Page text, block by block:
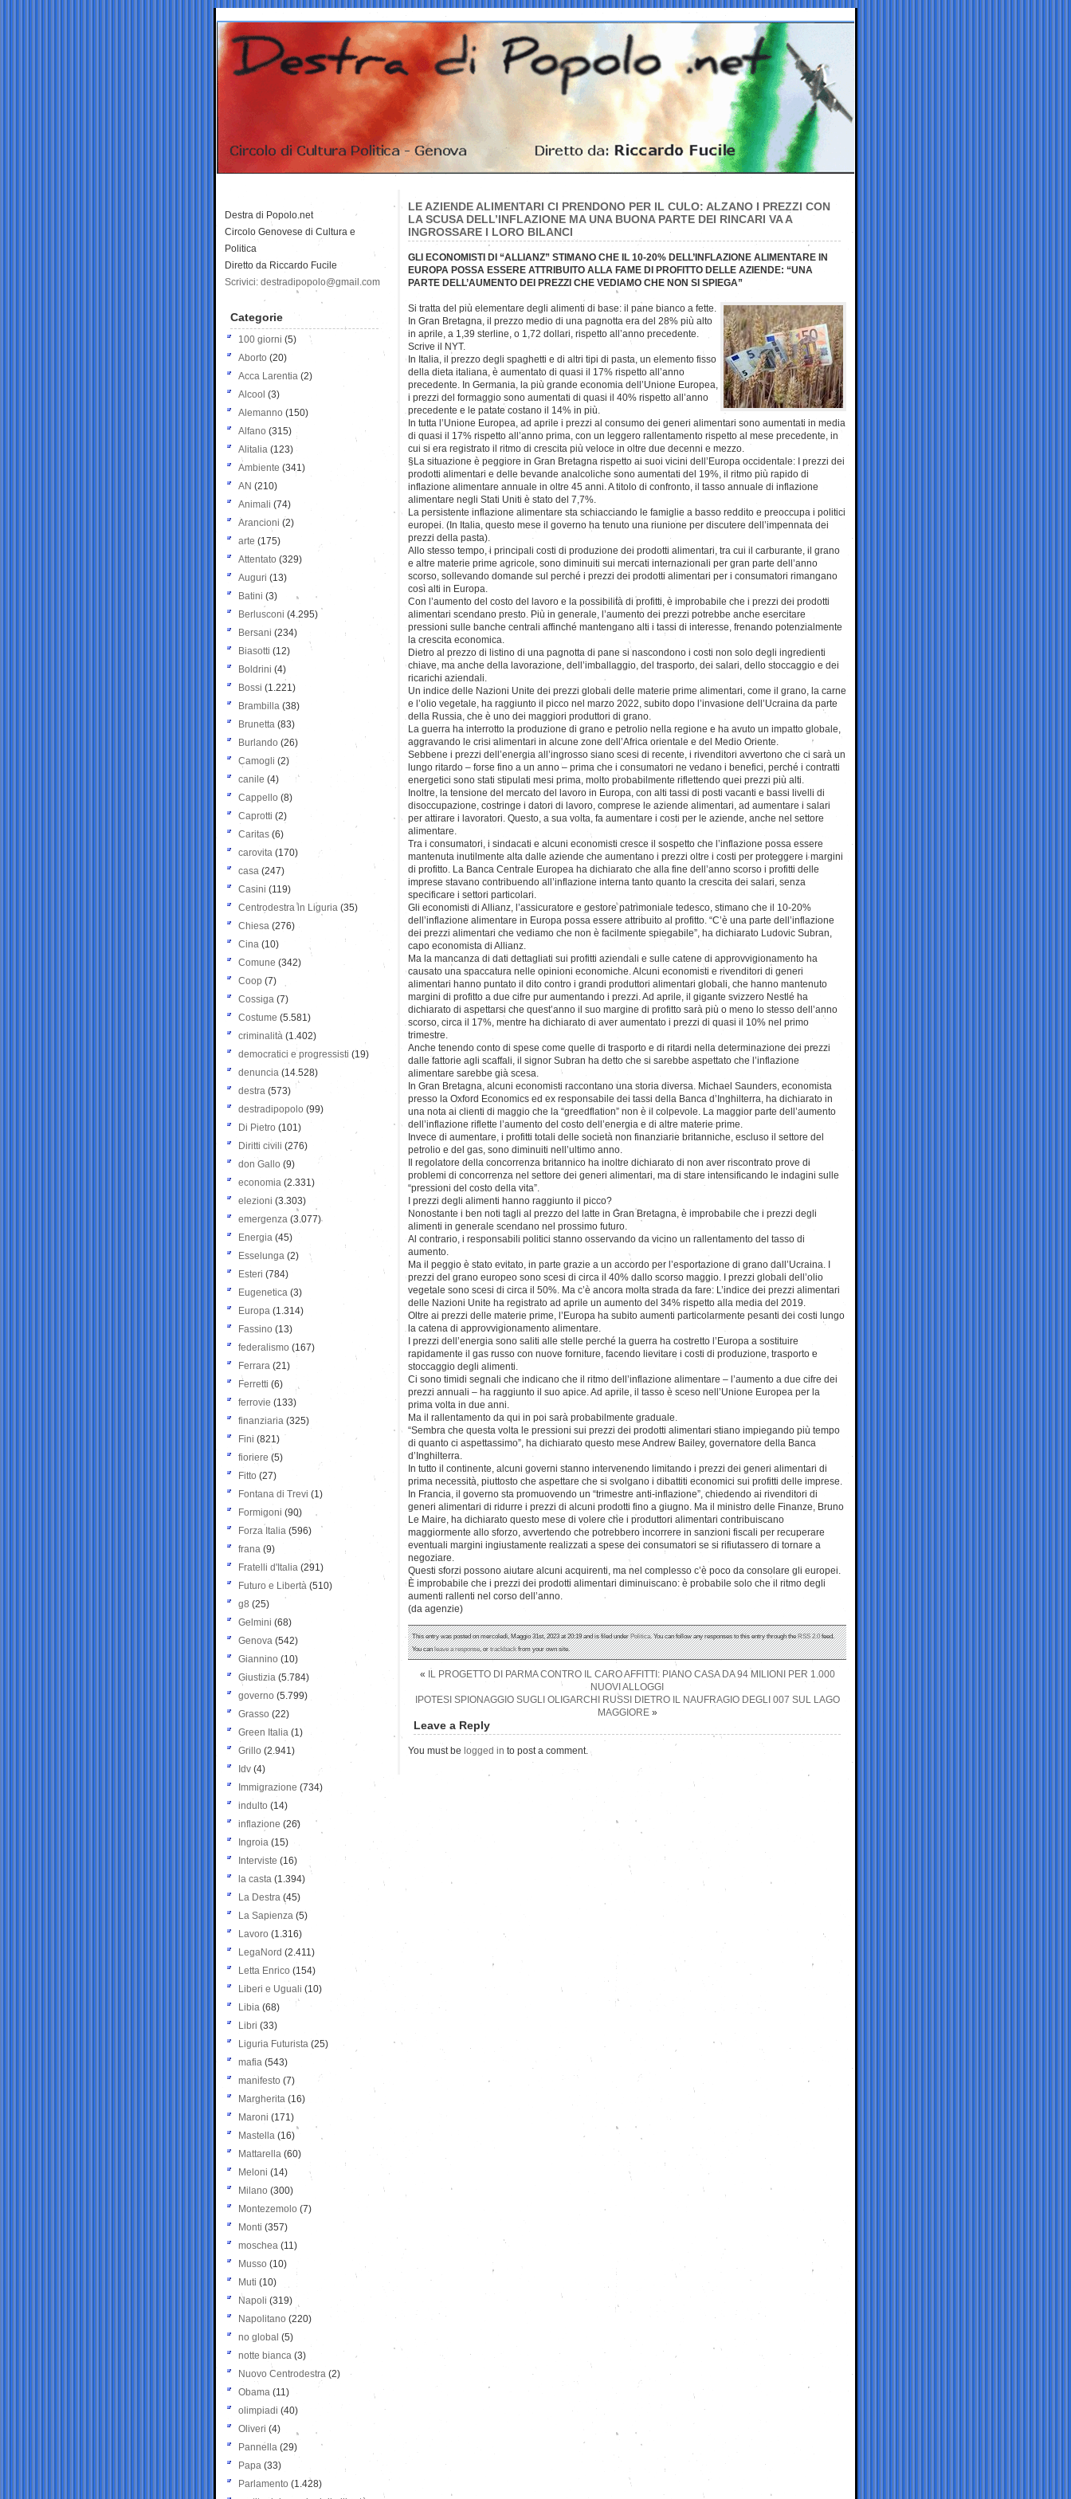
LE AZIENDE ALIMENTARI CI PRENDONO PER IL CULO: ALZANO I PREZZI CON
LA SCUSA DELL’INFLAZIONE MA UNA BUONA PARTE DEI RINCARI VA A
INGROSSARE I LORO BILANCI
GLI ECONOMISTI DI “ALLIANZ” STIMANO CHE IL 10-20% DELL’INFLAZIONE ALIMENTARE IN
EUROPA POSSA ESSERE ATTRIBUITO ALLA FAME DI PROFITTO DELLE AZIENDE: “UNA
PARTE DELL’AUMENTO DEI PREZZI CHE VEDIAMO CHE NON SI SPIEGA”
Si tratta del più elementare degli alimenti di base: il pane bianco a fette.
In Gran Bretagna, il prezzo medio di una pagnotta era del 28% più alto
in aprile, a 1,39 sterline, o 1,72 dollari, rispetto all’anno precedente.
Scrive il NYT.
In Italia, il prezzo degli spaghetti e di altri tipi di pasta, un elemento fisso
della dieta italiana, è aumentato di quasi il 17% rispetto all’anno
precedente. In Germania, la più grande economia dell’Unione Europea,
i prezzi del formaggio sono aumentati di quasi il 40% rispetto all’anno
precedente e le patate costano il 14% in più.
In tutta l’Unione Europea, ad aprile i prezzi al consumo dei generi alimentari sono aumentati in media
di quasi il 17% rispetto all’anno prima, con un leggero rallentamento rispetto al mese precedente, in
cui si era registrato il ritmo di crescita più veloce in oltre due decenni e mezzo.
§La situazione è peggiore in Gran Bretagna rispetto ai suoi vicini dell’Europa occidentale: I prezzi dei
prodotti alimentari e delle bevande analcoliche sono aumentati del 19%, il ritmo più rapido di
inflazione alimentare annuale in oltre 45 anni. A titolo di confronto, il tasso annuale di inflazione
alimentare negli Stati Uniti è stato del 7,7%.
La persistente inflazione alimentare sta schiacciando le famiglie a basso reddito e preoccupa i politici
europei. (In Italia, questo mese il governo ha tenuto una riunione per discutere dell’impennata dei
prezzi della pasta).
Allo stesso tempo, i principali costi di produzione dei prodotti alimentari, tra cui il carburante, il grano
e altre materie prime agricole, sono diminuiti sui mercati internazionali per gran parte dell’anno
scorso, sollevando domande sul perché i prezzi dei prodotti alimentari per i consumatori rimangano
così alti in Europa.
Con l’aumento del costo del lavoro e la possibilità di profitti, è improbabile che i prezzi dei prodotti
alimentari scendano presto. Più in generale, l’aumento dei prezzi potrebbe anche esercitare
pressioni sulle banche centrali affinché mantengano alti i tassi di interesse, frenando potenzialmente
la crescita economica.
Dietro al prezzo di listino di una pagnotta di pane si nascondono i costi non solo degli ingredienti
chiave, ma anche della lavorazione, dell’imballaggio, del trasporto, dei salari, dello stoccaggio e dei
ricarichi aziendali.
Un indice delle Nazioni Unite dei prezzi globali delle materie prime alimentari, come il grano, la carne
e l’olio vegetale, ha raggiunto il picco nel marzo 2022, subito dopo l’invasione dell’Ucraina da parte
della Russia, che è uno dei maggiori produttori di grano.
La guerra ha interrotto la produzione di grano e petrolio nella regione e ha avuto un impatto globale,
aggravando le crisi alimentari in alcune zone dell’Africa orientale e del Medio Oriente.
Sebbene i prezzi dell’energia all’ingrosso siano scesi di recente, i rivenditori avvertono che ci sarà un
lungo ritardo – forse fino a un anno – prima che i consumatori ne vedano i benefici, perché i contratti
energetici sono stati stipulati mesi prima, molto probabilmente riflettendo quei prezzi più alti.
Inoltre, la tensione del mercato del lavoro in Europa, con alti tassi di posti vacanti e bassi livelli di
disoccupazione, costringe i datori di lavoro, comprese le aziende alimentari, ad aumentare i salari
per attirare i lavoratori. Questo, a sua volta, fa aumentare i costi per le aziende, anche nel settore
alimentare.
Tra i consumatori, i sindacati e alcuni economisti cresce il sospetto che l’inflazione possa essere
mantenuta inutilmente alta dalle aziende che aumentano i prezzi oltre i costi per proteggere i margini
di profitto. La Banca Centrale Europea ha dichiarato che alla fine dell’anno scorso i profitti delle
imprese stavano contribuendo all’inflazione interna tanto quanto la crescita dei salari, senza
specificare i settori particolari.
Gli economisti di Allianz, l’assicuratore e gestore patrimoniale tedesco, stimano che il 10-20%
dell’inflazione alimentare in Europa possa essere attribuito al profitto. “C’è una parte dell’inflazione
dei prezzi alimentari che vediamo che non è facilmente spiegabile”, ha dichiarato Ludovic Subran,
capo economista di Allianz.
Ma la mancanza di dati dettagliati sui profitti aziendali e sulle catene di approvvigionamento ha
causato una spaccatura nelle opinioni economiche. Alcuni economisti e rivenditori di generi
alimentari hanno puntato il dito contro i grandi produttori alimentari globali, che hanno mantenuto
margini di profitto a due cifre pur aumentando i prezzi. Ad aprile, il gigante svizzero Nestlé ha
dichiarato di aspettarsi che quest’anno il suo margine di profitto sarà più o meno lo stesso dell’anno
scorso, circa il 17%, mentre ha dichiarato di aver aumentato i prezzi di quasi il 10% nel primo
trimestre.
Anche tenendo conto di spese come quelle di trasporto e di ritardi nella determinazione dei prezzi
dalle fattorie agli scaffali, il signor Subran ha detto che si sarebbe aspettato che l’inflazione
alimentare sarebbe già scesa.
In Gran Bretagna, alcuni economisti raccontano una storia diversa. Michael Saunders, economista
presso la Oxford Economics ed ex responsabile dei tassi della Banca d’Inghilterra, ha dichiarato in
una nota ai clienti di maggio che la “greedflation” non è il colpevole. La maggior parte dell’aumento
dell’inflazione riflette l’aumento del costo dell’energia e di altre materie prime.
Invece di aumentare, i profitti totali delle società non finanziarie britanniche, escluso il settore del
petrolio e del gas, sono diminuiti nell’ultimo anno.
Il regolatore della concorrenza britannico ha inoltre dichiarato di non aver riscontrato prove di
problemi di concorrenza nel settore dei generi alimentari, ma di stare intensificando le indagini sulle
“pressioni del costo della vita”.
I prezzi degli alimenti hanno raggiunto il picco?
Nonostante i ben noti tagli al prezzo del latte in Gran Bretagna, è improbabile che i prezzi degli
alimenti in generale scendano nel prossimo futuro.
Al contrario, i responsabili politici stanno osservando da vicino un rallentamento del tasso di
aumento.
Ma il peggio è stato evitato, in parte grazie a un accordo per l’esportazione di grano dall’Ucraina. I
prezzi del grano europeo sono scesi di circa il 40% dallo scorso maggio. I prezzi globali dell’olio
vegetale sono scesi di circa il 50%. Ma c’è ancora molta strada da fare: L’indice dei prezzi alimentari
delle Nazioni Unite ha registrato ad aprile un aumento del 34% rispetto alla media del 2019.
Oltre ai prezzi delle materie prime, l’Europa ha subito aumenti particolarmente pesanti dei costi lungo
la catena di approvvigionamento alimentare.
I prezzi dell’energia sono saliti alle stelle perché la guerra ha costretto l’Europa a sostituire
rapidamente il gas russo con nuove forniture, facendo lievitare i costi di produzione, trasporto e
stoccaggio degli alimenti.
Ci sono timidi segnali che indicano che il ritmo dell’inflazione alimentare – l’aumento a due cifre dei
prezzi annuali – ha raggiunto il suo apice. Ad aprile, il tasso è sceso nell’Unione Europea per la
prima volta in due anni.
Ma il rallentamento da qui in poi sarà probabilmente graduale.
“Sembra che questa volta le pressioni sui prezzi dei prodotti alimentari stiano impiegando più tempo
di quanto ci aspettassimo”, ha dichiarato questo mese Andrew Bailey, governatore della Banca
d’Inghilterra.
In tutto il continente, alcuni governi stanno intervenendo limitando i prezzi dei generi alimentari di
prima necessità, piuttosto che aspettare che si svolgano i dibattiti economici sui profitti delle imprese.
In Francia, il governo sta promuovendo un “trimestre anti-inflazione”, chiedendo ai rivenditori di
generi alimentari di ridurre i prezzi di alcuni prodotti fino a giugno. Ma il ministro delle Finanze, Bruno
Le Maire, ha dichiarato questo mese di volere che i produttori alimentari contribuiscano
maggiormente allo sforzo, avvertendo che potrebbero incorrere in sanzioni fiscali per recuperare
eventuali margini ingiustamente realizzati a spese dei consumatori se si rifiutassero di tornare a
negoziare.
Questi sforzi possono aiutare alcuni acquirenti, ma nel complesso c’è poco da consolare gli europei.
È improbabile che i prezzi dei prodotti alimentari diminuiscano: è probabile solo che il ritmo degli
aumenti rallenti nel corso dell’anno.
(da agenzie)
This entry was posted on mercoledì, Maggio 31st, 2023 at 20:19 and is filed underPolitica. You can follow any responses to this entry through theRSS 2.0feed.
You canleave a response, ortrackbackfrom your own site.
«
IL PROGETTO DI PARMA CONTRO IL CARO AFFITTI: PIANO CASA DA 94 MILIONI PER 1.000
NUOVI ALLOGGI
IPOTESI SPIONAGGIO SUGLI OLIGARCHI RUSSI DIETRO IL NAUFRAGIO DEGLI 007 SUL LAGO
MAGGIORE»
Leave a Reply
You must be logged in to post a comment.
Destra di Popolo.net
Circolo Genovese di Cultura e
Politica
Diretto da Riccardo Fucile
Scrivici: destradipopolo@gmail.com
Categorie
100 giorni (5)
Aborto (20)
Acca Larentia (2)
Alcool (3)
Alemanno (150)
Alfano (315)
Alitalia (123)
Ambiente (341)
AN (210)
Animali (74)
Arancioni (2)
arte (175)
Attentato (329)
Auguri (13)
Batini (3)
Berlusconi (4.295)
Bersani (234)
Biasotti (12)
Boldrini (4)
Bossi (1.221)
Brambilla (38)
Brunetta (83)
Burlando (26)
Camogli (2)
canile (4)
Cappello (8)
Caprotti (2)
Caritas (6)
carovita (170)
casa (247)
Casini (119)
Centrodestra in Liguria (35)
Chiesa (276)
Cina (10)
Comune (342)
Coop (7)
Cossiga (7)
Costume (5.581)
criminalità (1.402)
democratici e progressisti (19)
denuncia (14.528)
destra (573)
destradipopolo (99)
Di Pietro (101)
Diritti civili (276)
don Gallo (9)
economia (2.331)
elezioni (3.303)
emergenza (3.077)
Energia (45)
Esselunga (2)
Esteri (784)
Eugenetica (3)
Europa (1.314)
Fassino (13)
federalismo (167)
Ferrara (21)
Ferretti (6)
ferrovie (133)
finanziaria (325)
Fini (821)
fioriere (5)
Fitto (27)
Fontana di Trevi (1)
Formigoni (90)
Forza Italia (596)
frana (9)
Fratelli d'Italia (291)
Futuro e Libertà (510)
g8 (25)
Gelmini (68)
Genova (542)
Giannino (10)
Giustizia (5.784)
governo (5.799)
Grasso (22)
Green Italia (1)
Grillo (2.941)
Idv (4)
Immigrazione (734)
indulto (14)
inflazione (26)
Ingroia (15)
Interviste (16)
la casta (1.394)
La Destra (45)
La Sapienza (5)
Lavoro (1.316)
LegaNord (2.411)
Letta Enrico (154)
Liberi e Uguali (10)
Libia (68)
Libri (33)
Liguria Futurista (25)
mafia (543)
manifesto (7)
Margherita (16)
Maroni (171)
Mastella (16)
Mattarella (60)
Meloni (14)
Milano (300)
Montezemolo (7)
Monti (357)
moschea (11)
Musso (10)
Muti (10)
Napoli (319)
Napolitano (220)
no global (5)
notte bianca (3)
Nuovo Centrodestra (2)
Obama (11)
olimpiadi (40)
Oliveri (4)
Pannella (29)
Papa (33)
Parlamento (1.428)